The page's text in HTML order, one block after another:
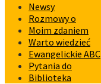
Newsy
Rozmowy o
Moim zdaniem
Warto wiedzieć
Ewangelickie ABC
Pytania do
Biblioteka